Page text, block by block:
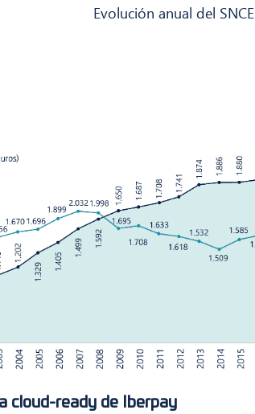
Evolución anual del SNCE
cloud-ready de Iberpay